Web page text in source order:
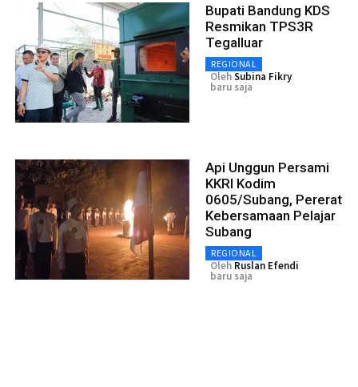
Bupati Bandung KDS
Resmikan TPS3R
Tegalluar
REGIONAL
OlehSubina Fikry
baru saja
Api Unggun Persami
KKRI Kodim
0605/Subang, Pererat
Kebersamaan Pelajar
Subang
REGIONAL
Oleh Ruslan Efendi
baru saja